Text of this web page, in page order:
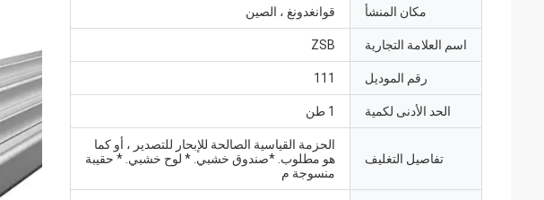
مكان المنشأ قوانغدونغ ، الصين
اسم العلامة التجارية ZSB
رقم الموديل 111
الحد الأدنى لكمية 1 طن
تفاصيل التغليف
الحزمة القياسية الصالحة للإبحار للتصدير ، أو كما
هو مطلوب. *صندوق خشبي. * لوح خشبي. * حقيبة
منسوجة م